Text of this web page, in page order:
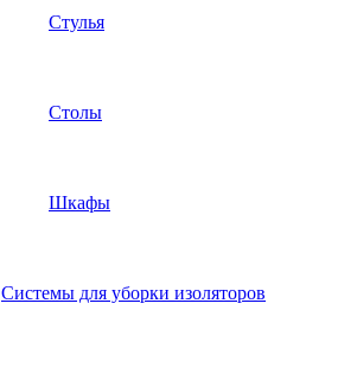
Стулья
Столы
Шкафы
Системы для уборки изоляторов